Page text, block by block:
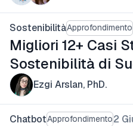
SostenibilitàApprofondimento
Migliori 12+ Casi
Sostenibilità di
Ezgi Arslan, PhD.
ChatbotApprofondimento2